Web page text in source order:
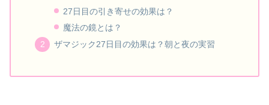
27日目の引き寄せの効果は？
魔法の鏡とは？
ザマジック27日目の効果は？朝と夜の実習